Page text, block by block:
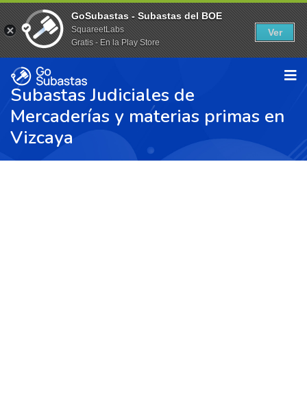
Subastas Judiciales de
Mercaderías y materias primas en
Vizcaya
GoSubastas - Subastas del BOE
SquareetLabs
Gratis - En la Play Store
Ver